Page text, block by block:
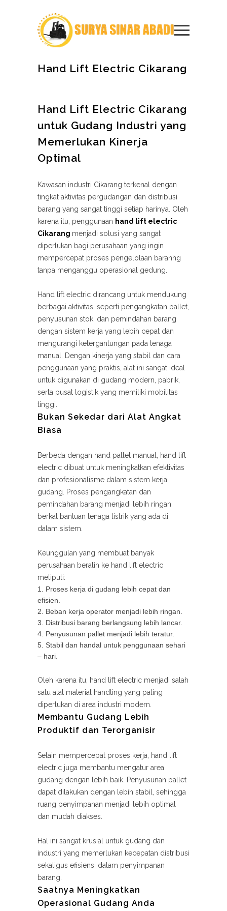
Hand Lift Electric Cikarang
Hand Lift Electric Cikarang
untuk Gudang Industri yang
Memerlukan Kinerja
Optimal
Kawasan industri Cikarang terkenal dengan
tingkat aktivitas pergudangan dan distribusi
barang yang sangat tinggi setiap harinya. Oleh
karena itu, penggunaan hand lift electric
Cikarang menjadi solusi yang sangat
diperlukan bagi perusahaan yang ingin
mempercepat proses pengelolaan baranhg
tanpa menganggu operasional gedung.
Hand lift electric dirancang untuk mendukung
berbagai aktivitas, seperti pengangkatan pallet,
penyusunan stok, dan pemindahan barang
dengan sistem kerja yang lebih cepat dan
mengurangi ketergantungan pada tenaga
manual. Dengan kinerja yang stabil dan cara
penggunaan yang praktis, alat ini sangat ideal
untuk digunakan di gudang modern, pabrik,
serta pusat logistik yang memiliki mobilitas
tinggi.
Bukan Sekedar dari Alat Angkat
Biasa
Berbeda dengan hand pallet manual, hand lift
electric dibuat untuk meningkatkan efektivitas
dan profesionalisme dalam sistem kerja
gudang. Proses pengangkatan dan
pemindahan barang menjadi lebih ringan
berkat bantuan tenaga listrik yang ada di
dalam sistem.
Keunggulan yang membuat banyak
perusahaan beralih ke hand lift electric
meliputi:
Proses kerja di gudang lebih cepat dan
efisien.
Beban kerja operator menjadi lebih ringan.
Distribusi barang berlangsung lebih lancar.
Penyusunan pallet menjadi lebih teratur.
Stabil dan handal untuk penggunaan sehari
– hari.
Oleh karena itu, hand lift electric menjadi salah
satu alat material handling yang paling
diperlukan di area industri modern.
Membantu Gudang Lebih
Produktif dan Terorganisir
Selain mempercepat proses kerja, hand lift
electric juga membantu mengatur area
gudang dengan lebih baik. Penyusunan pallet
dapat dilakukan dengan lebih stabil, sehingga
ruang penyimpanan menjadi lebih optimal
dan mudah diakses.
Hal ini sangat krusial untuk gudang dan
industri yang memerlukan kecepatan distribusi
sekaligus efisiensi dalam penyimpanan
barang.
Saatnya Meningkatkan
Operasional Gudang Anda